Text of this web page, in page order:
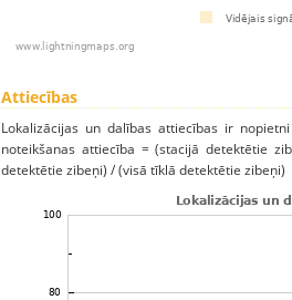
Attiecības
Lokalizācijas un dalības attiecības ir
noteikšanas attiecība = (stacijā detektētie
detektētie zibeņi) / (visā tīklā detektētie zibeņi)